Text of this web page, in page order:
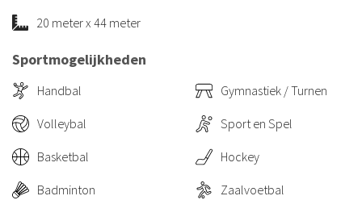
20 meter x 44 meter
Sportmogelijkheden
Handbal
Volleybal
Basketbal
Badminton
Gymnastiek / Turnen
Sport en Spel
Hockey
Zaalvoetbal